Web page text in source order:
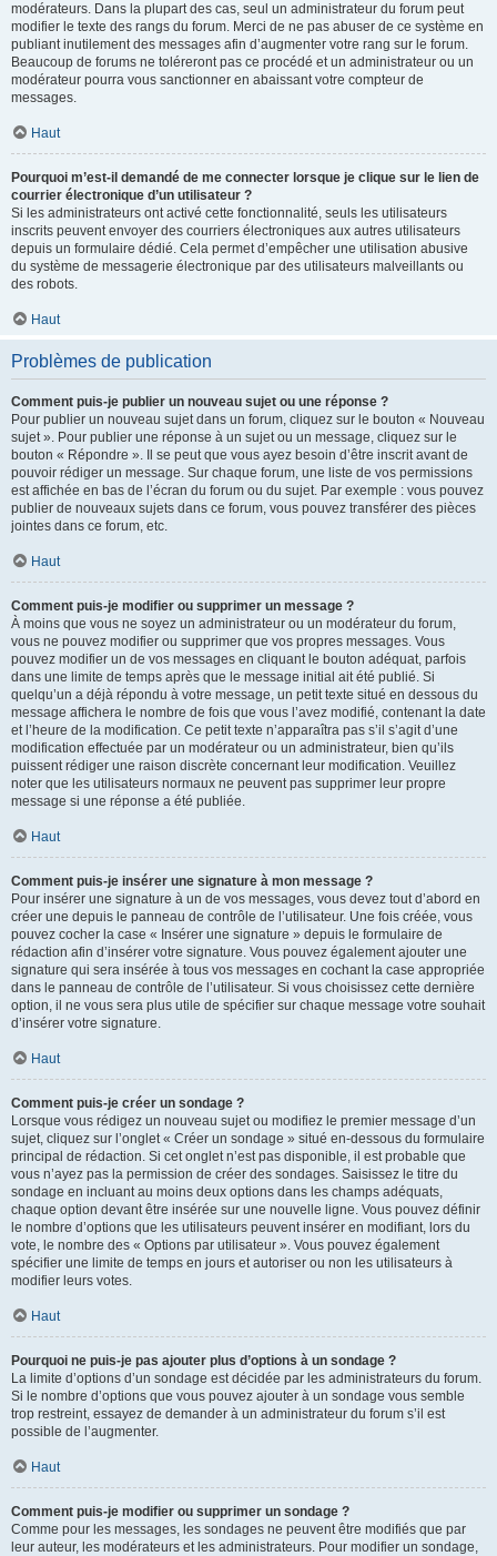
modérateurs. Dans la plupart des cas, seul un administrateur du forum peut
modifier le texte des rangs du forum. Merci de ne pas abuser de ce système en
publiant inutilement des messages afin d’augmenter votre rang sur le forum.
Beaucoup de forums ne toléreront pas ce procédé et un administrateur ou un
modérateur pourra vous sanctionner en abaissant votre compteur de
messages.
Haut
Pourquoi m’est-il demandé de me connecter lorsque je clique sur le lien de
courrier électronique d’un utilisateur ?
Si les administrateurs ont activé cette fonctionnalité, seuls les utilisateurs
inscrits peuvent envoyer des courriers électroniques aux autres utilisateurs
depuis un formulaire dédié. Cela permet d’empêcher une utilisation abusive
du système de messagerie électronique par des utilisateurs malveillants ou
des robots.
Haut
Problèmes de publication
Comment puis-je publier un nouveau sujet ou une réponse ?
Pour publier un nouveau sujet dans un forum, cliquez sur le bouton « Nouveau
sujet ». Pour publier une réponse à un sujet ou un message, cliquez sur le
bouton « Répondre ». Il se peut que vous ayez besoin d’être inscrit avant de
pouvoir rédiger un message. Sur chaque forum, une liste de vos permissions
est affichée en bas de l’écran du forum ou du sujet. Par exemple : vous pouvez
publier de nouveaux sujets dans ce forum, vous pouvez transférer des pièces
jointes dans ce forum, etc.
Haut
Comment puis-je modifier ou supprimer un message ?
À moins que vous ne soyez un administrateur ou un modérateur du forum,
vous ne pouvez modifier ou supprimer que vos propres messages. Vous
pouvez modifier un de vos messages en cliquant le bouton adéquat, parfois
dans une limite de temps après que le message initial ait été publié. Si
quelqu’un a déjà répondu à votre message, un petit texte situé en dessous du
message affichera le nombre de fois que vous l’avez modifié, contenant la date
et l’heure de la modification. Ce petit texte n’apparaîtra pas s’il s’agit d’une
modification effectuée par un modérateur ou un administrateur, bien qu’ils
puissent rédiger une raison discrète concernant leur modification. Veuillez
noter que les utilisateurs normaux ne peuvent pas supprimer leur propre
message si une réponse a été publiée.
Haut
Comment puis-je insérer une signature à mon message ?
Pour insérer une signature à un de vos messages, vous devez tout d’abord en
créer une depuis le panneau de contrôle de l’utilisateur. Une fois créée, vous
pouvez cocher la case « Insérer une signature » depuis le formulaire de
rédaction afin d’insérer votre signature. Vous pouvez également ajouter une
signature qui sera insérée à tous vos messages en cochant la case appropriée
dans le panneau de contrôle de l’utilisateur. Si vous choisissez cette dernière
option, il ne vous sera plus utile de spécifier sur chaque message votre souhait
d’insérer votre signature.
Haut
Comment puis-je créer un sondage ?
Lorsque vous rédigez un nouveau sujet ou modifiez le premier message d’un
sujet, cliquez sur l’onglet « Créer un sondage » situé en-dessous du formulaire
principal de rédaction. Si cet onglet n’est pas disponible, il est probable que
vous n’ayez pas la permission de créer des sondages. Saisissez le titre du
sondage en incluant au moins deux options dans les champs adéquats,
chaque option devant être insérée sur une nouvelle ligne. Vous pouvez définir
le nombre d’options que les utilisateurs peuvent insérer en modifiant, lors du
vote, le nombre des « Options par utilisateur ». Vous pouvez également
spécifier une limite de temps en jours et autoriser ou non les utilisateurs à
modifier leurs votes.
Haut
Pourquoi ne puis-je pas ajouter plus d’options à un sondage ?
La limite d’options d’un sondage est décidée par les administrateurs du forum.
Si le nombre d’options que vous pouvez ajouter à un sondage vous semble
trop restreint, essayez de demander à un administrateur du forum s’il est
possible de l’augmenter.
Haut
Comment puis-je modifier ou supprimer un sondage ?
Comme pour les messages, les sondages ne peuvent être modifiés que par
leur auteur, les modérateurs et les administrateurs. Pour modifier un sondage,